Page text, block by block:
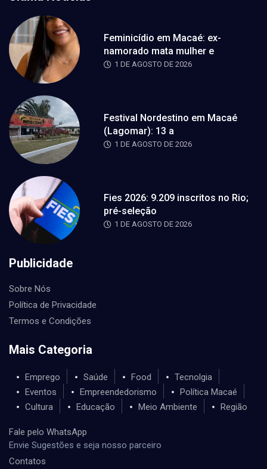
Feminicídio em Macaé: ex-
namorado mata mulher e
1 DE AGOSTO DE 2026
Festival Nordestino em Macaé
(Lagomar): 13 a
1 DE AGOSTO DE 2026
Fies 2026: 9.209 inscritos no Rio;
pré-seleção
1 DE AGOSTO DE 2026
Publicidade
Sobre Nós
Política de Privacidade
Termos e Condições
Mais Categoria
Emprego Saúde Food
Tecnolgia
Eventos
Empreendedorismo
Política Macaé
Cultura
Educação Meio Ambiente Região
Fale pelo WhatsApp
Envie Sugestões e seja nosso parceiro
Contatos